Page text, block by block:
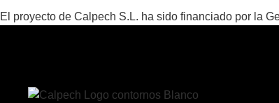
El proyecto de Calpech S.L. ha sido financiado por la